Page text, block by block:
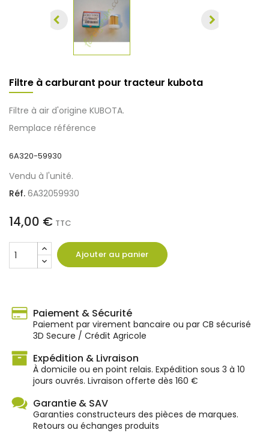
Filtre à carburant pour tracteur kubota
Filtre à air d'origine KUBOTA.
Remplace référence
6A320-59930
Vendu à l'unité.
Réf. 6A32059930
14,00 € TTC
Ajouter au panier
Paiement & Sécurité
Paiement par virement bancaire ou par CB sécurisé
3D Secure / Crédit Agricole
Expédition & Livraison
À domicile ou en point relais. Expédition sous 3 à 10
jours ouvrés. Livraison offerte dès 160 €
Garantie & SAV
Garanties constructeurs des pièces de marques.
Retours ou échanges produits